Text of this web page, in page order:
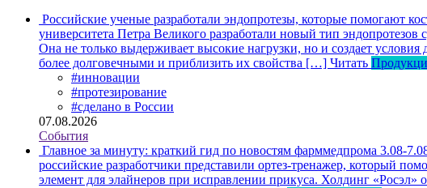
Российские ученые разработали эндопротезы, которые помогают
университета Петра Великого разработали новый тип
Она не только выдерживает высокие нагрузки, но и создает
более долговечными и приблизить их свойства […] Читать
#инновации
#протезирование
#сделано в России
07.08.2026
События
Главное за минуту: краткий гид по новостям фарммедпрома 3.08-
российские разработчики представили ортез-тренажер, который
элемент для элайнеров при исправлении прикуса. Холдинг